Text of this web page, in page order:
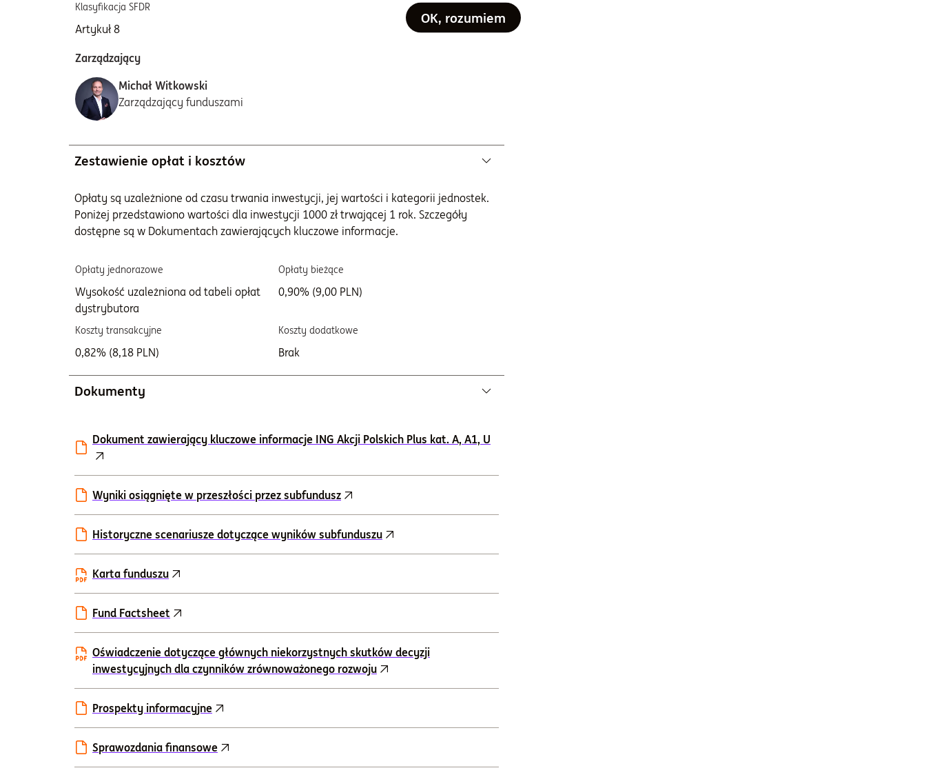
Klasyfikacja SFDR
Artykuł 8
Zasada pobierania opłaty za wyniki
Zarządzający
Michał Witkowski
Zarządzający funduszami
Zestawienie opłat i kosztów
Opłaty są uzależnione od czasu trwania inwestycji, jej wartości i kategorii jednostek.
Poniżej przedstawiono wartości dla inwestycji 1000 zł trwającej 1 rok. Szczegóły
dostępne są w Dokumentach zawierających kluczowe informacje.
Opłaty jednorazowe
Wysokość uzależniona od tabeli opłat
dystrybutora
Opłaty bieżące
0,90% (9,00 PLN)
Koszty transakcyjne
0,82% (8,18 PLN)
Koszty dodatkowe
Brak
Dokumenty
Dokument zawierający kluczowe informacje ING Akcji Polskich Plus kat. A, A1, U
Wyniki osiągnięte w przeszłości przez subfundusz
Historyczne scenariusze dotyczące wyników subfunduszu
Karta funduszu
Fund Factsheet
Oświadczenie dotyczące głównych niekorzystnych skutków decyzji
inwestycyjnych dla czynników zrównoważonego rozwoju
Prospekty informacyjne
Sprawozdania finansowe
OK, rozumiem